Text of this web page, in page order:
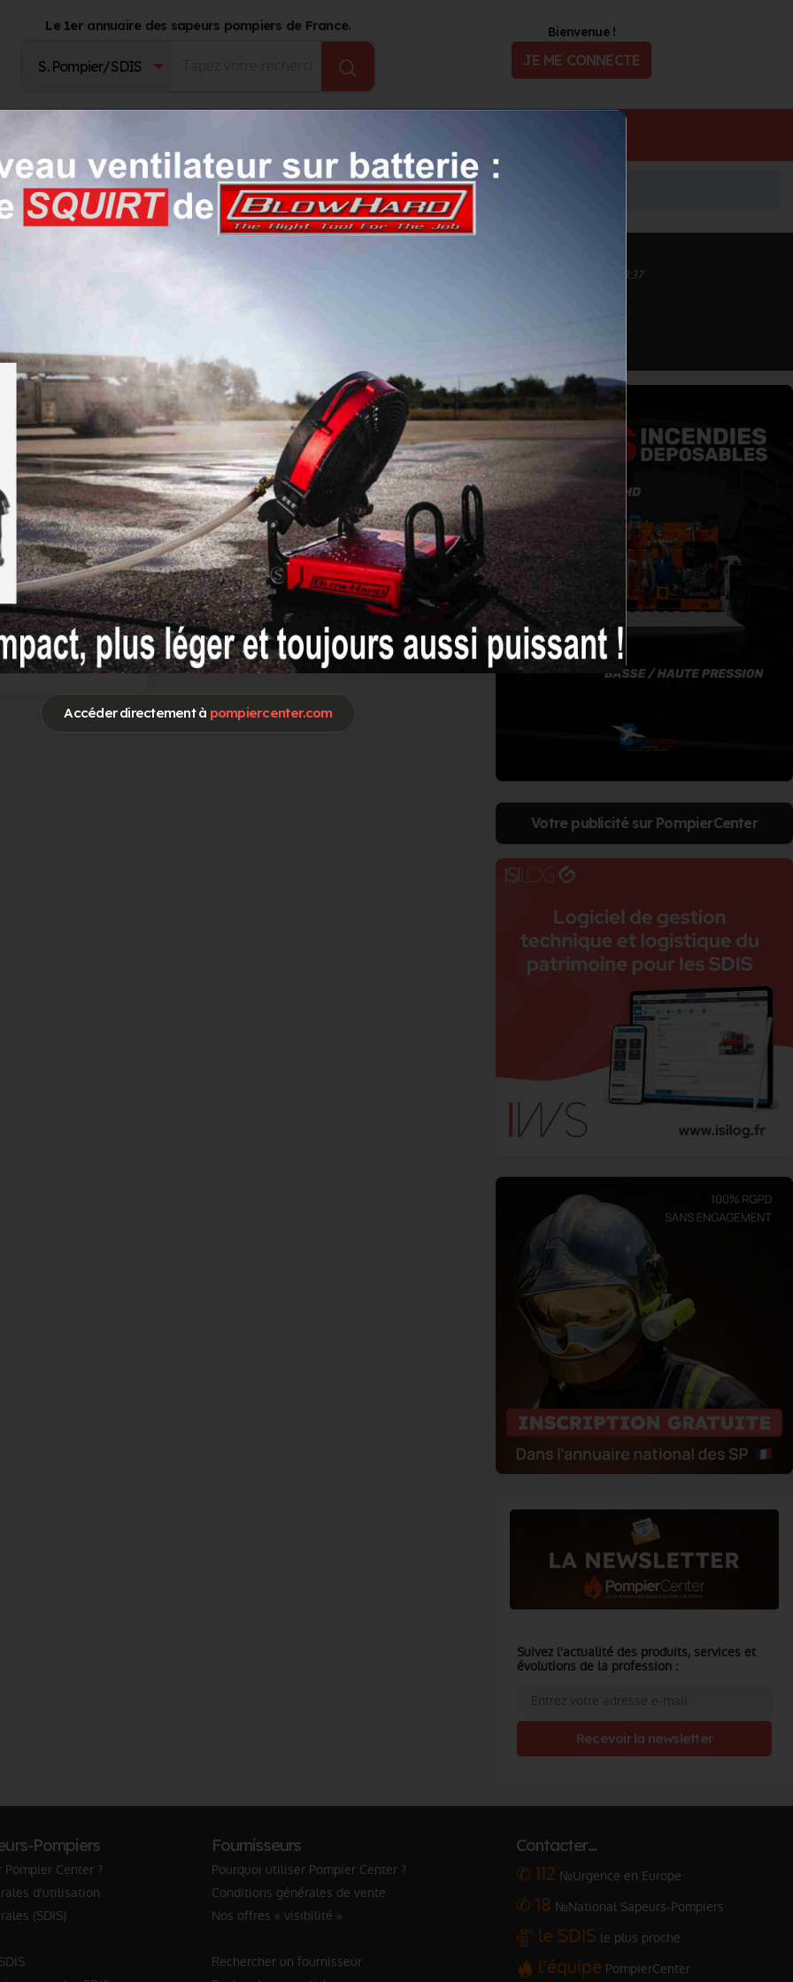
Accéder directement à pompiercenter.com
Le 1er annuaire des sapeurs pompiers de France. Bienvenue !
JE ME CONNECTE
Informations mises à jour le 09/11/2021 à 13:37
publicité sur
Pompier Center
Votre publicité sur PompierCenter
Suivez l'actualité des produits, services et
évolutions de la profession :
Recevoir la newsletter
Pompiers
Center ?
d'utilisation
(SDIS)
Fournisseurs
Pourquoi utiliser Pompier Center ?
Conditions générales de vente
Nos offres « visibilité »
Rechercher un fournisseur
Contacter…
✆ 112 №Urgence en Europe
✆ 18 №National Sapeurs-Pompiers
le SDIS le plus proche
l'équipe PompierCenter